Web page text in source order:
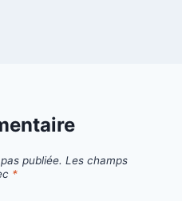
publiée. Les champs
*